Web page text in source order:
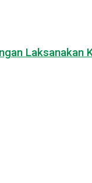
Laksanakan